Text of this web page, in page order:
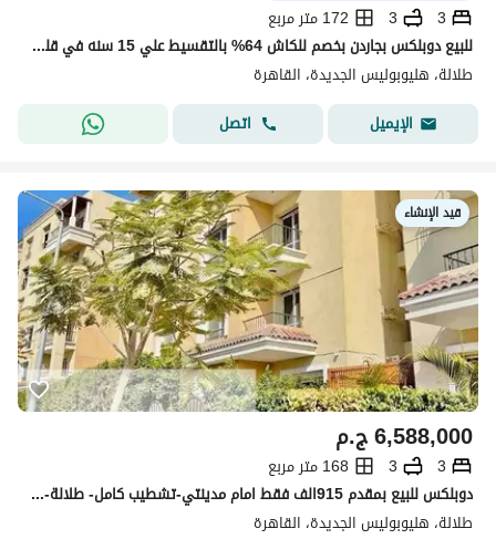
3
3
172 متر مربع
للبيع دوبلكس بجاردن بخصم للكاش 64% بالتقسيط علي 15 سنه في قلب هليوبوليس في طلاله
طلالة، هليوبوليس الجديدة، القاهرة
الإيميل
اتصل
قيد الإنشاء
ج.م6,588,000
3
3
168 متر مربع
دوبلكس للبيع بمقدم 915الف فقط امام مدينتي-تشطيب كامل- طلالة- نيو هيليوبليس-الشروق
طلالة، هليوبوليس الجديدة، القاهرة